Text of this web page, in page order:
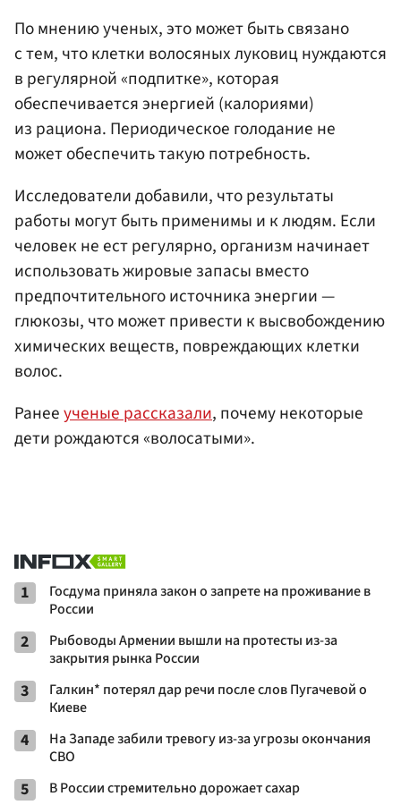
По мнению ученых, это может быть связано
с тем, что клетки волосяных луковиц нуждаются
в регулярной «подпитке», которая
обеспечивается энергией (калориями)
из рациона. Периодическое голодание не
может обеспечить такую потребность.
Исследователи добавили, что результаты
работы могут быть применимы и к людям. Если
человек не ест регулярно, организм начинает
использовать жировые запасы вместо
предпочтительного источника энергии —
глюкозы, что может привести к высвобождению
химических веществ, повреждающих клетки
волос.
Ранееученые рассказали, почему некоторые
дети рождаются «волосатыми».
1
Госдума приняла закон о запрете на проживание в
России
2
Рыбоводы Армении вышли на протесты из-за
закрытия рынка России
3
Галкин* потерял дар речи после слов Пугачевой о
Киеве
4
На Западе забили тревогу из-за угрозы окончания
СВО
5 В России стремительно дорожает сахар